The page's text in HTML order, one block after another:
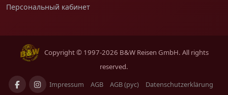
Персональный кабинет
Copyright © 1997-2026 B&W Reisen GmbH. All rights
reserved.
Impressum
AGB AGB (рус)
Datenschutzerklärung